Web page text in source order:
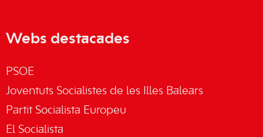
Webs destacades
PSOE
Joventuts Socialistes de les Illes Balears
Partit Socialista Europeu
El Socialista